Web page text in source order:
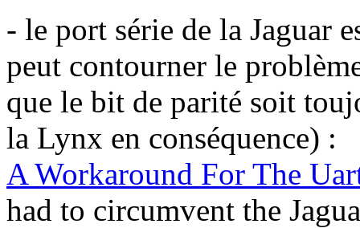
- le port série de la Jaguar
peut contourner le
que le bit de parité soit
la Lynx en conséquence) :
A Workaround For The
had to circumvent the